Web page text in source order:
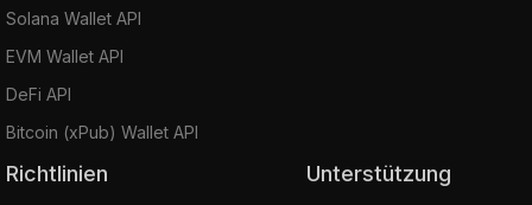
Solana Wallet API
EVM Wallet API
DeFi API
Bitcoin (xPub) Wallet API
Richtlinien Unterstützung